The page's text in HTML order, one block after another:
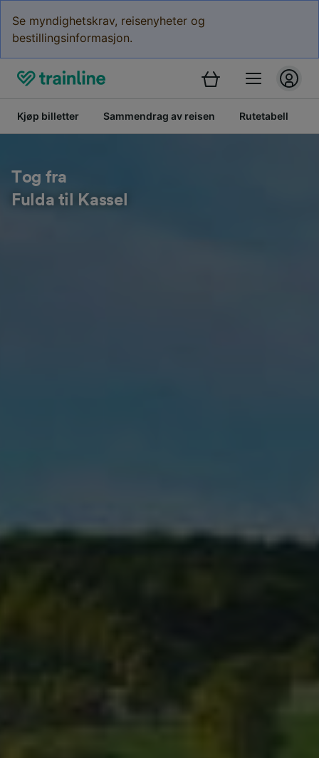
Se myndighetskrav, reisenyheter og
bestillingsinformasjon.
Kjøp billetter Sammendrag av reisen Rutetabell
Tog fra
Fulda til Kassel